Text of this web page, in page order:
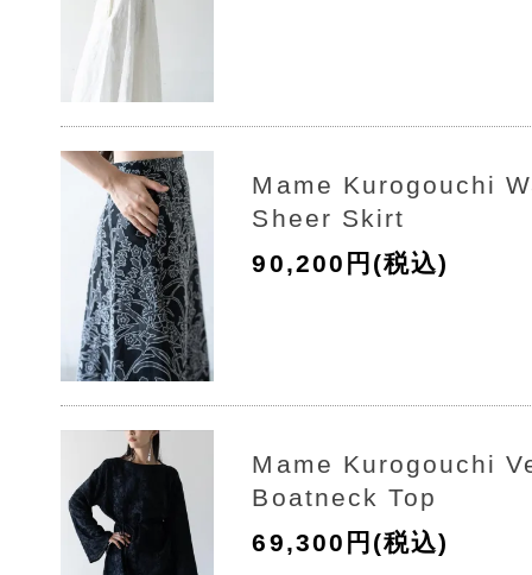
Mame Kurogouchi
Sheer Skirt
90,200円(税込)
Mame Kurogouchi
Boatneck Top
69,300円(税込)